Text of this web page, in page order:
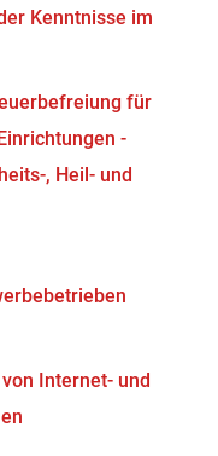
Kenntnisse im
für
-
, Heil- und
Internet- und